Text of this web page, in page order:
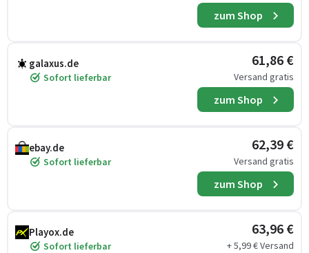
zum Shop
galaxus.de
Sofort lieferbar
61,86 €
Versand gratis
zum Shop
ebay.de
Sofort lieferbar
62,39 €
Versand gratis
zum Shop
Playox.de
Sofort lieferbar
63,96 €
+ 5,99 € Versand